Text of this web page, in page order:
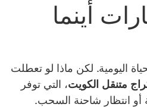
أينما
اليومية. لكن ماذا لو تعطلت
متنقل الكويت، التي توفر
أو انتظار شاحنة السحب.